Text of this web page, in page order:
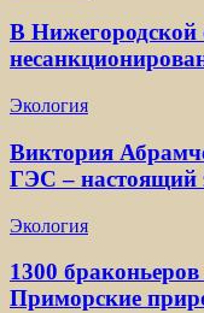
В Нижегородской
Экология
Виктория
ГЭС – настоящий
Экология
1300
Приморские